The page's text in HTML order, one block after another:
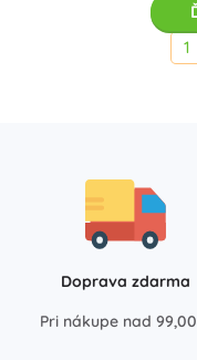
1
Doprava zdarma
Pri nákupe nad